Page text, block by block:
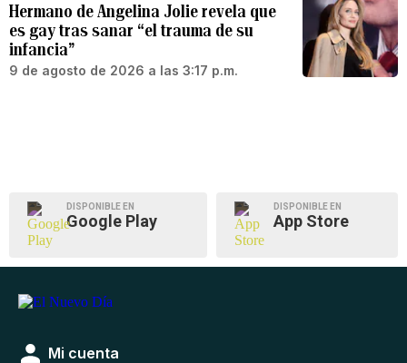
Hermano de Angelina Jolie revela que
es gay tras sanar “el trauma de su
infancia”
9 de agosto de 2026 a las 3:17 p.m.
DISPONIBLE EN
Google Play
DISPONIBLE EN
App Store
Mi cuenta